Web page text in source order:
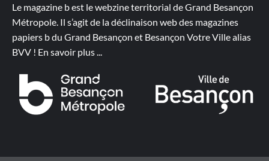
Le magazine b est le webzine territorial de Grand Besançon
Métropole. Il s’agit de la déclinaison web des magazines
papiers b du Grand Besançon et Besançon Votre Ville alias
BVV ! En savoir plus...